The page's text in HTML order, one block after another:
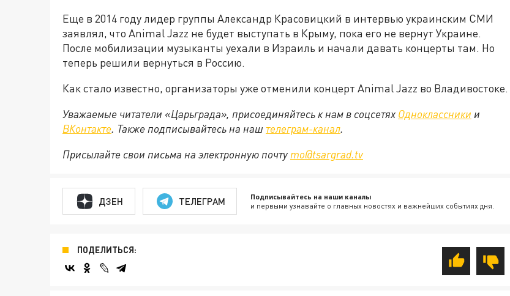
Еще в 2014 году лидер группы Александр Красовицкий в интервью украинским СМИ
заявлял, что Animal Jazz не будет выступать в Крыму, пока его не вернут Украине.
После мобилизации музыканты уехали в Израиль и начали давать концерты там. Но
теперь решили вернуться в Россию.
Как стало известно, организаторы уже отменили концерт Animal Jazz во Владивостоке.
Уважаемые читатели «Царьграда», присоединяйтесь к нам в соцсетях Одноклассники и
ВКонтакте. Также подписывайтесь на наш телеграм-канал.
Присылайте свои письма на электронную почту mo@tsargrad.tv
ДЗЕН ТЕЛЕГРАМ Подписывайтесь на наши каналы
и первыми узнавайте о главных новостях и важнейших событиях дня.
ПОДЕЛИТЬСЯ: